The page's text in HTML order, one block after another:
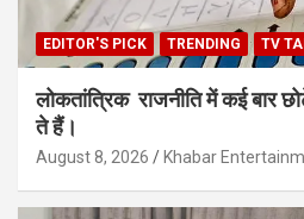
EDITOR'S PICK TRENDING TV
लोकतांत्रिक राजनीति में कई बार
ते हैं।
August 8, 2026 Khabar